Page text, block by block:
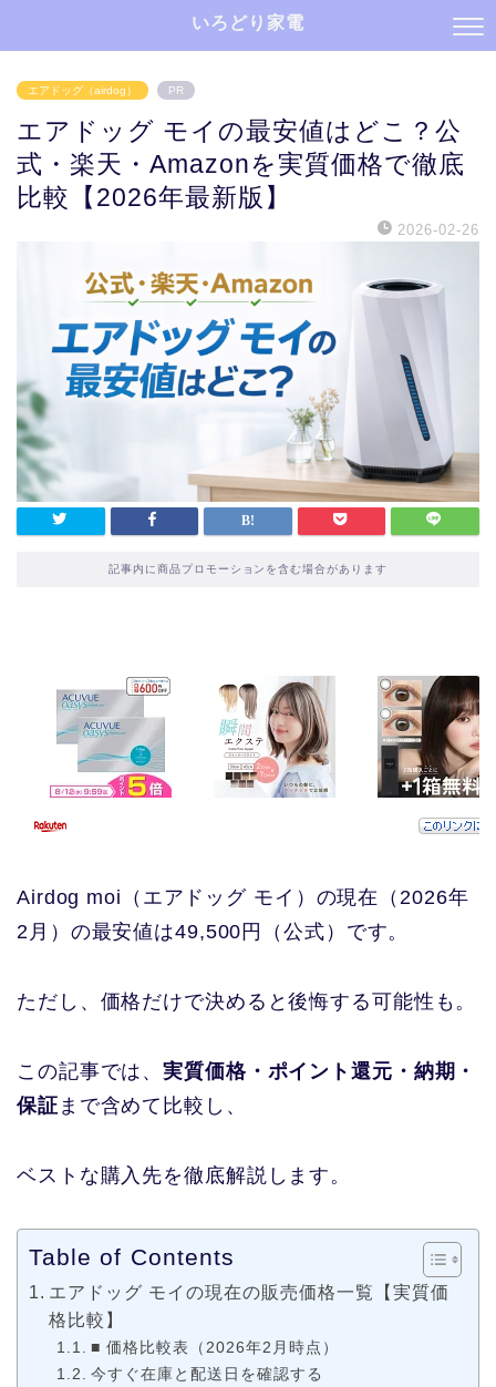
いろどり家電
エアドッグ（airdog） PR
エアドッグ モイの最安値はどこ？公
式・楽天・Amazonを実質価格で徹底
比較【2026年最新版】
2026-02-26
記事内に商品プロモーションを含む場合があります
Airdog moi（エアドッグ モイ）の現在（2026年
2月）の最安値は49,500円（公式）です。
ただし、価格だけで決めると後悔する可能性も。
この記事では、実質価格・ポイント還元・納期・
保証 まで含めて比較し、
ベストな購入先を徹底解説します。
Table of Contents
エアドッグ モイの現在の販売価格一覧【実質価
格比較】
■ 価格比較表（2026年2月時点）
今すぐ在庫と配送日を確認する